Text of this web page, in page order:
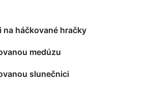
na háčkované hračky
medúzu
slunečnici